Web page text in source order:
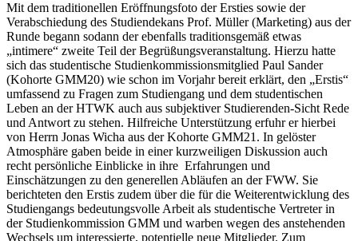
Mit dem traditionellen Eröffnungsfoto der Ersties sowie der
Verabschiedung des Studiendekans Prof. Müller (Marketing) aus der
Runde begann sodann der ebenfalls traditionsgemäß etwas
„intimere“ zweite Teil der Begrüßungsveranstaltung. Hierzu hatte
sich das studentische Studienkommissionsmitglied Paul Sander
(Kohorte GMM20) wie schon im Vorjahr bereit erklärt, den „Erstis“
umfassend zu Fragen zum Studiengang und dem studentischen
Leben an der HTWK auch aus subjektiver Studierenden-Sicht Rede
und Antwort zu stehen. Hilfreiche Unterstützung erfuhr er hierbei
von Herrn Jonas Wicha aus der Kohorte GMM21. In gelöster
Atmosphäre gaben beide in einer kurzweiligen Diskussion auch
recht persönliche Einblicke in ihre Erfahrungen und
Einschätzungen zu den generellen Abläufen an der FWW. Sie
berichteten den Erstis zudem über die für die Weiterentwicklung des
Studiengangs bedeutungsvolle Arbeit als studentische Vertreter in
der Studienkommission GMM und warben wegen des anstehenden
Wechsels um interessierte, potentielle neue Mitglieder. Zum